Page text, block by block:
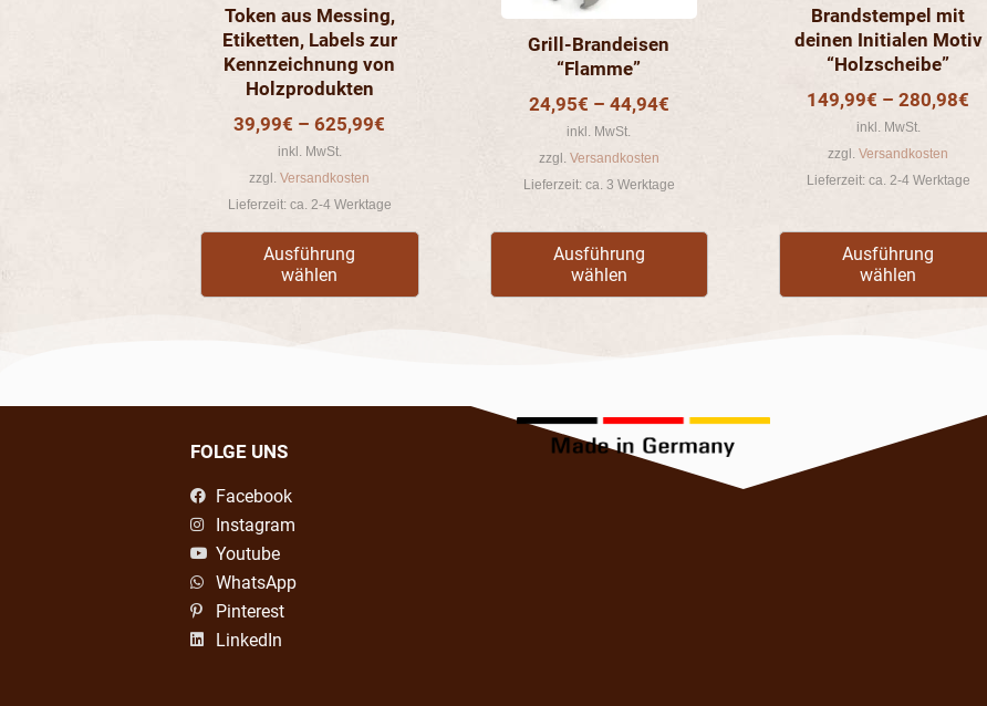
Token aus Messing,
Etiketten, Labels zur
Kennzeichnung von
Holzprodukten
39,99€ –625,99€
inkl. MwSt.
zzgl.Versandkosten
Lieferzeit: ca. 2-4 Werktage
Ausführung
wählen
auf
der
Produktseite
gewählt
werden
Grill-Brandeisen
“Flamme”
24,95€ – 44,94€
inkl. MwSt.
zzgl. Versandkosten
Lieferzeit: ca. 3 Werktage
Ausführung
wählen
der
Produktseite
werden
Brandstempel mit
deinen Initialen Motiv
“Holzscheibe”
149,99€ –280,98€
inkl. MwSt.
zzgl.Versandkosten
Lieferzeit: ca. 2-4 Werktage
Ausführung
wählen
auf
der
Produktseite
gewählt
FOLGE UNS
Facebook
Instagram
Youtube
WhatsApp
Pinterest
LinkedIn